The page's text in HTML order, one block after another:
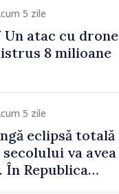
5 zile
atac cu drone
8 milioane
5 zile
eclipsă totală
secolului va avea
În Republica